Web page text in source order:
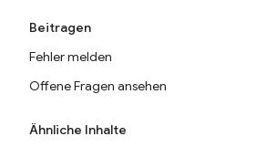
Beitragen
Fehler melden
Offene Fragen ansehen
Ähnliche Inhalte